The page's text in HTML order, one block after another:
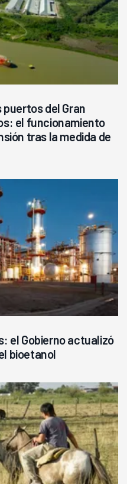
puertos del Gran
el funcionamiento
tras la medida de
el Gobierno actualizó
bioetanol